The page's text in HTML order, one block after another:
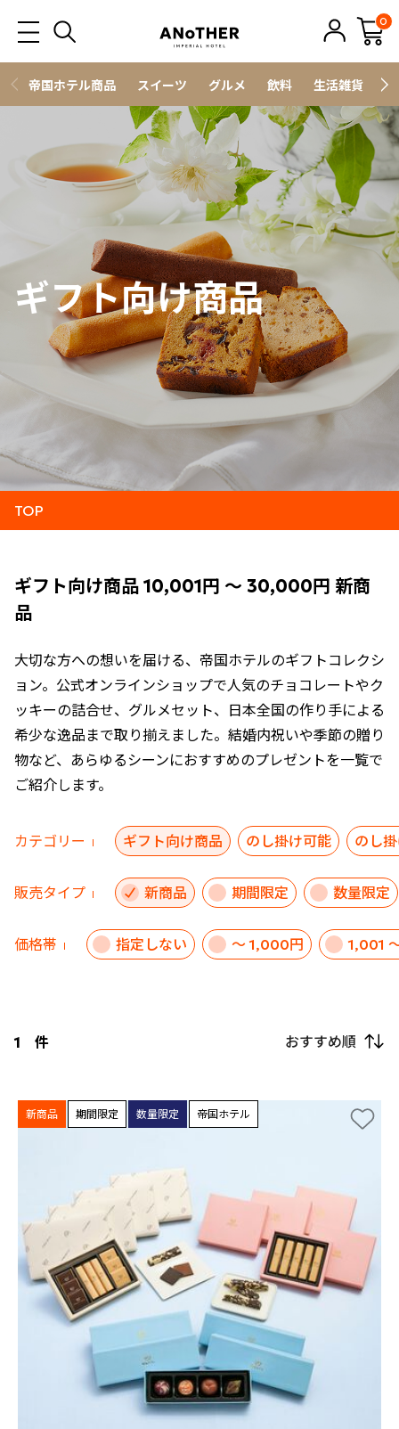
0
帝国ホテル商品 スイーツ グルメ 飲料 生活雑貨
ギフト向け商品
TOP
ギフト向け商品 10,001円 ～ 30,000円 新商
品
大切な方への想いを届ける、帝国ホテルのギフトコレクシ
ョン。公式オンラインショップで人気のチョコレートやク
ッキーの詰合せ、グルメセット、日本全国の作り手による
希少な逸品まで取り揃えました。結婚内祝いや季節の贈り
物など、あらゆるシーンにおすすめのプレゼントを一覧で
ご紹介します。
カテゴリー ギフト向け商品 のし掛け可能 のし
販売タイプ 新商品 期間限定 数量限定
価格帯 指定しない ～ 1,000円 1,001
1 件 おすすめ順
新商品 期間限定 数量限定 帝国ホテル